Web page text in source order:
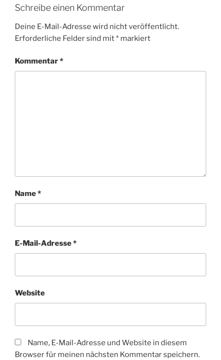
Schreibe einen Kommentar
Deine E-Mail-Adresse wird nicht veröffentlicht.
Erforderliche Felder sind mit* markiert
Kommentar*
Name*
E-Mail-Adresse*
Website
Name, E-Mail-Adresse und Website in diesem
Browser für meinen nächsten Kommentar speichern.